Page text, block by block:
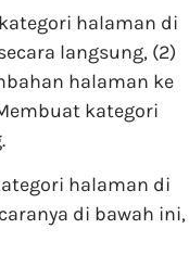
halaman di
langsung, (2)
halaman ke
kategori
halaman di
di bawah ini,